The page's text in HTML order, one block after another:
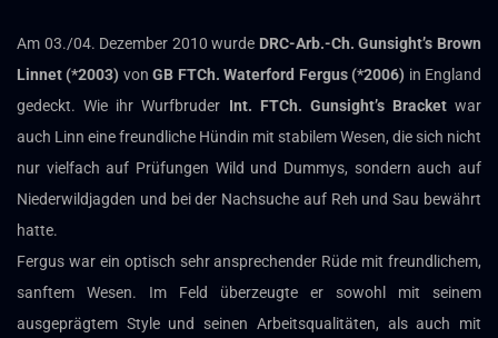
Am 03./04. Dezember 2010 wurde DRC-Arb.-Ch. Gunsight’s Brown
Linnet (*2003) vonGB FTCh. Waterford Fergus (*2006) in England
gedeckt. Wie ihr Wurfbruder Int. FTCh. Gunsight’s Bracketwar
auch Linn eine freundliche Hündin mit stabilem Wesen, die sich nicht
nur vielfach auf Prüfungen Wild und Dummys, sondern auch auf
Niederwildjagden und bei der Nachsuche auf Reh und Sau bewährt
hatte.
Fergus war ein optisch sehr ansprechender Rüde mit freundlichem,
sanftem Wesen. Im Feld überzeugte er sowohl mit seinem
ausgeprägtem Style und seinen Arbeitsqualitäten, als auch mit